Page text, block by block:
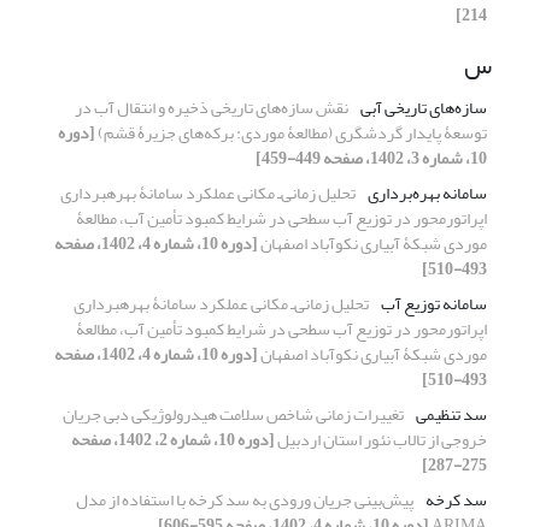
214]
س
سازه‌های تاریخی آبی نقش سازه‌های تاریخی ذخیره و انتقال آب در
توسعۀ پایدار گردشگری (مطالعۀ موردی: برکه‌های جزیرۀ قشم)[دوره
10، شماره 3، 1402، صفحه 449-459]
سامانه بهره‌برداری تحلیل زمانی‌ـ مکانی عملکرد سامانۀ بهره‏برداری
اپراتور‌محور در توزیع آب سطحی در شرایط کمبود تأمین آب، مطالعۀ
موردی شبکۀ آبیاری نکوآباد اصفهان [دوره 10، شماره 4، 1402، صفحه
493-510]
سامانه توزیع آب تحلیل زمانی‌ـ مکانی عملکرد سامانۀ بهره‏برداری
اپراتور‌محور در توزیع آب سطحی در شرایط کمبود تأمین آب، مطالعۀ
موردی شبکۀ آبیاری نکوآباد اصفهان [دوره 10، شماره 4، 1402، صفحه
493-510]
سد تنظیمی تغییرات زمانی شاخص سلامت هیدرولوژیکی دبی جریان
خروجی از تالاب نئور استان اردبیل [دوره 10، شماره 2، 1402، صفحه
275-287]
سد کرخه پیش‌بینی جریان ورودی به سد کرخه با استفاده از مدل